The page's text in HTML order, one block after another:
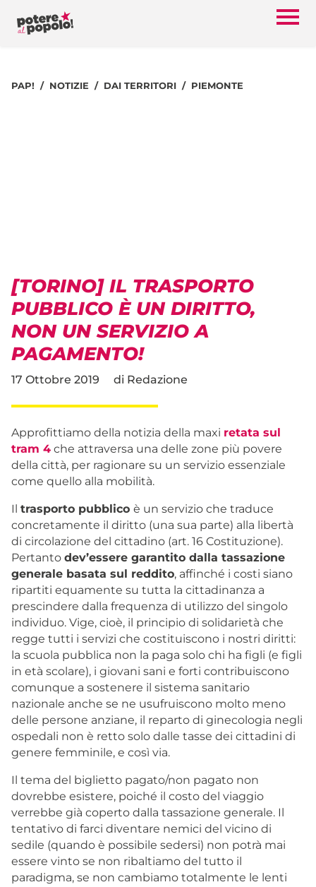
PAP! NOTIZIE DAI TERRITORI PIEMONTE
[TORINO] IL TRASPORTO
PUBBLICO È UN DIRITTO,
NON UN SERVIZIO A
PAGAMENTO!
17 Ottobre 2019 di Redazione
Approfittiamo della notizia della maxi retata sul
tram 4 che attraversa una delle zone più povere
della città, per ragionare su un servizio essenziale
come quello alla mobilità.
Il trasporto pubblico è un servizio che traduce
concretamente il diritto (una sua parte) alla libertà
di circolazione del cittadino (art. 16 Costituzione).
Pertanto dev’essere garantito dalla tassazione
generale basata sul reddito, affinché i costi siano
ripartiti equamente su tutta la cittadinanza a
prescindere dalla frequenza di utilizzo del singolo
individuo. Vige, cioè, il principio di solidarietà che
regge tutti i servizi che costituiscono i nostri diritti:
la scuola pubblica non la paga solo chi ha figli (e figli
in età scolare), i giovani sani e forti contribuiscono
comunque a sostenere il sistema sanitario
nazionale anche se ne usufruiscono molto meno
delle persone anziane, il reparto di ginecologia negli
ospedali non è retto solo dalle tasse dei cittadini di
genere femminile, e così via.
Il tema del biglietto pagato/non pagato non
dovrebbe esistere, poiché il costo del viaggio
verrebbe già coperto dalla tassazione generale. Il
tentativo di farci diventare nemici del vicino di
sedile (quando è possibile sedersi) non potrà mai
essere vinto se non ribaltiamo del tutto il
paradigma, se non cambiamo totalmente le lenti